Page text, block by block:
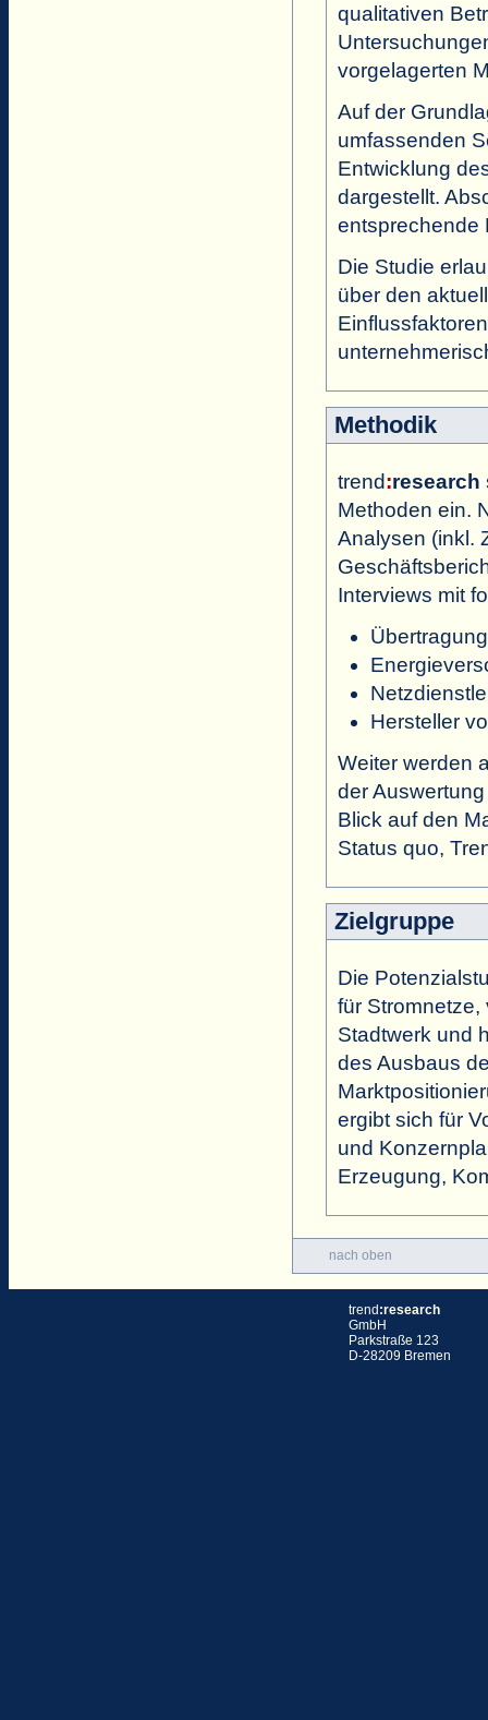
qualitativen
vorgelagerten
Auf der
umfassenden
Entwicklung
dargestellt.
entsprechende
Die Studie
über den
Methodik
trend:research
Methoden ein.
Analysen (inkl.
Interviews mit
Hersteller
Weiter werden
der
Blick auf den
Status quo,
Zielgruppe
Die
für
Stadtwerk und
des Ausbaus
ergibt sich für
und
Erzeugung,
nach oben
trend :research
GmbH
Parkstraße 123
D-28209 Bremen